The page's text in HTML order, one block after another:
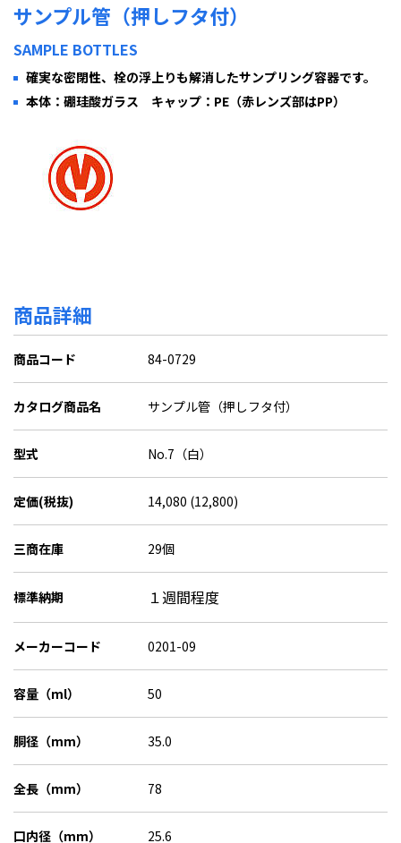
サンプル管（押しフタ付）
SAMPLE BOTTLES
確実な密閉性、栓の浮上りも解消したサンプリング容器です。
本体：硼珪酸ガラス キャップ：PE（赤レンズ部はPP）
商品詳細
商品コード 84-0729
カタログ商品名 サンプル管（押しフタ付）
型式 No.7（白）
定価(税抜) 14,080 (12,800)
三商在庫 29個
標準納期 １週間程度
メーカーコード 0201-09
容量（ml） 50
胴径（mm） 35.0
全長（mm） 78
口内径（mm） 25.6